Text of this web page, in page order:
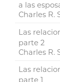
a las
Charles R.
Las
parte 2
Charles R.
Las
parte 1